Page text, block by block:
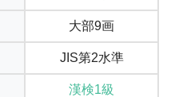
大部9画
JIS第2水準
漢検1級